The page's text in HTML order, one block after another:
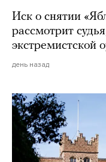
Иск о снятии
рассмотрит
экстремистской
день назад